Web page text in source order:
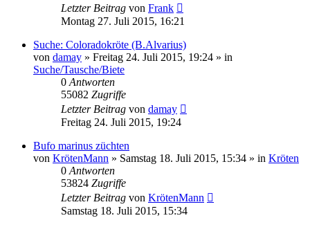
Letzter Beitrag von Frank
Montag 27. Juli 2015, 16:21
Suche: Coloradokröte (B.Alvarius)
von damay » Freitag 24. Juli 2015, 19:24 » in
Suche/Tausche/Biete
0 Antworten
55082 Zugriffe
Letzter Beitrag von damay
Freitag 24. Juli 2015, 19:24
Bufo marinus züchten
von KrötenMann » Samstag 18. Juli 2015, 15:34 » in Kröten
0 Antworten
53824 Zugriffe
Letzter Beitrag von KrötenMann
Samstag 18. Juli 2015, 15:34